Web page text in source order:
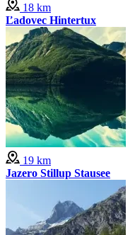
18 km
Ľadovec Hintertux
19 km
Jazero Stillup Stausee